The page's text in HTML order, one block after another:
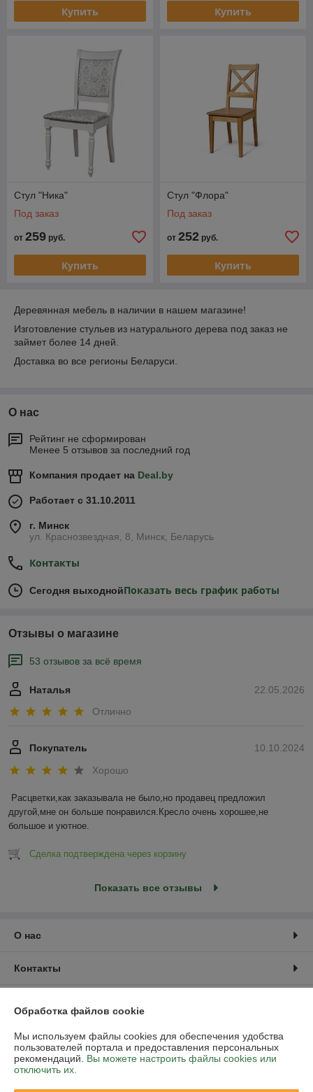
Купить Купить
Стул "Ника"
Под заказ
от 259 руб.
Купить
Стул "Флора"
Под заказ
от 252 руб.
Купить
Деревянная мебель в наличии в нашем магазине!
Изготовление стульев из натурального дерева под заказ не
займет более 14 дней.
Доставка во все регионы Беларуси.
О нас
Рейтинг не сформирован
Менее 5 отзывов за последний год
Компания продает на Deal.by
Работает с 31.10.2011
г. Минск
ул. Краснозвездная, 8, Минск, Беларусь
Контакты
Сегодня выходнойПоказать весь график работы
Отзывы о магазине
53 отзывов за всё время
22.05.2026
Наталья
Отлично
10.10.2024
Покупатель
Хорошо
Расцветки,как заказывала не было,но продавец предложил
другой,мне он больше понравился.Кресло очень хорошее,не
большое и уютное.
Сделка подтверждена через корзину
Показать все отзывы
О нас
Контакты
График работы
Полная версия сайта
Обработка файлов cookie
Мы используем файлы cookies для обеспечения удобства
пользователей портала и предоставления персональных
рекомендаций. Вы можете настроить файлы cookies или
отключить их.